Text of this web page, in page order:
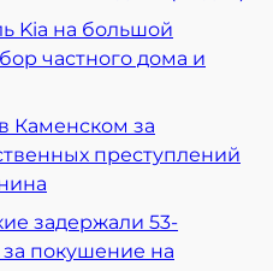
Kiа на большой
частного дома и
Каменском за
преступлений
задержали 53-
покушение на